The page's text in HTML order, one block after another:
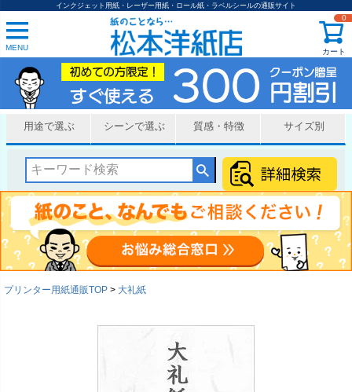
インクジェット用紙・レーザー用紙・ロール紙・ラベルシールの通販サイト
MENU カート
0
用途で選ぶ シーンで選ぶ 質感・特徴 サイズ別
プリンター用紙通販TOP 大礼紙